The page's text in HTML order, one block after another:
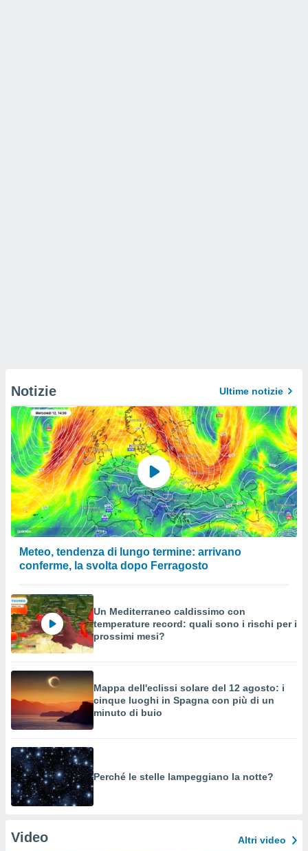
Notizie Ultime notizie
Meteo, tendenza di lungo termine: arrivano
conferme, la svolta dopo Ferragosto
Un Mediterraneo caldissimo con
temperature record: quali sono i rischi per i
prossimi mesi?
Mappa dell'eclissi solare del 12 agosto: i
cinque luoghi in Spagna con più di un
minuto di buio
Perché le stelle lampeggiano la notte?
Video Altri video